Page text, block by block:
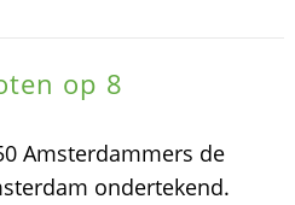
op 8
Amsterdammers de
ondertekend.